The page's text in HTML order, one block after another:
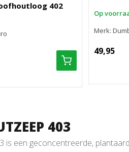
402
Op
Merk:
49,95
403
is een geconcentreerde,